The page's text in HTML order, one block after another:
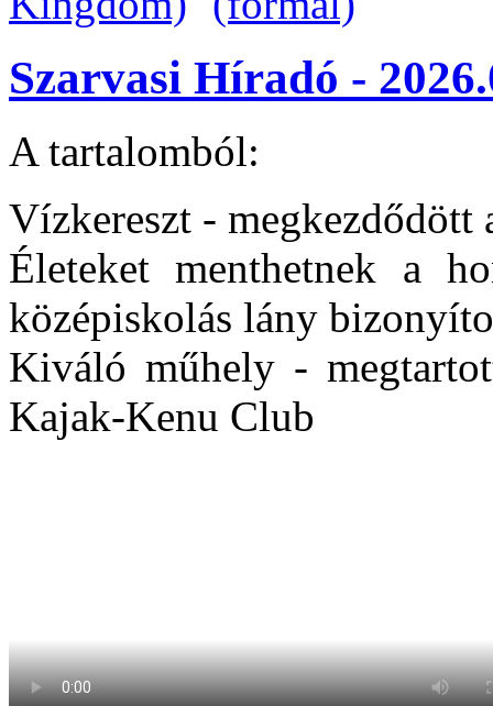
Szarvasi Híradó -
A tartalomból:
Vízkereszt - megkezdődött
Életeket menthetnek a
középiskolás lány
Kiváló műhely -
Kajak-Kenu Club